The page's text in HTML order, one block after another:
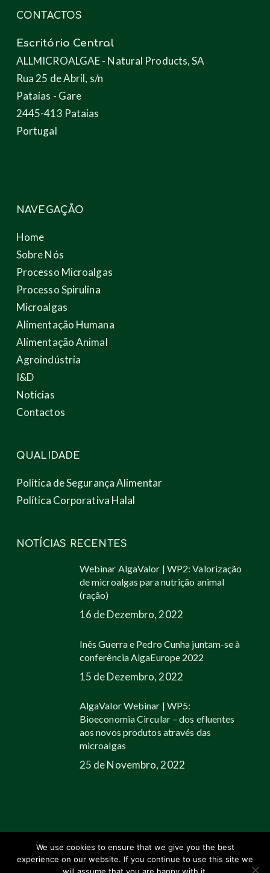
CONTACTOS
Escritório Central
ALLMICROALGAE - Natural Products, SA
Rua 25 de Abril, s/n
Pataias - Gare
2445-413 Pataias
Portugal
NAVEGAÇÃO
Home
Sobre Nós
Processo Microalgas
Processo Spirulina
Microalgas
Alimentação Humana
Alimentação Animal
Agroindústria
I&D
Notícias
Contactos
QUALIDADE
Política de Segurança Alimentar
Política Corporativa Halal
NOTÍCIAS RECENTES
Webinar AlgaValor | WP2: Valorização
de microalgas para nutrição animal
(ração)
16 de Dezembro, 2022
Inês Guerra e Pedro Cunha juntam-se à
conferência AlgaEurope 2022
15 de Dezembro, 2022
AlgaValor Webinar | WP5:
Bioeconomia Circular – dos efluentes
aos novos produtos através das
microalgas
25 de Novembro, 2022
© 2026 Allmicroalgae.Legal Information|Web Design by Growme
We use cookies to ensure that we give you the best
experience on our website. If you continue to use this site we